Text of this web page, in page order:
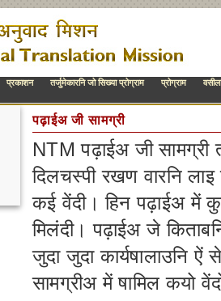
प्रकाशन तर्जुमेकारनि जो सिख्या प्रोग्राम प्रोग्राम वसीला
पढ़ाईअ जी सामग्री
NTM पढ़ाईअ जी सामग्री
दिलचस्पी रखण वारनि लाइ
कई वेंदी। हिन पढ़ाईअ में
मिलंदी। पढ़ाईअ जे
जुदा जुदा कार्यषालाउनि
सामग्रीअ में षामिल कयो